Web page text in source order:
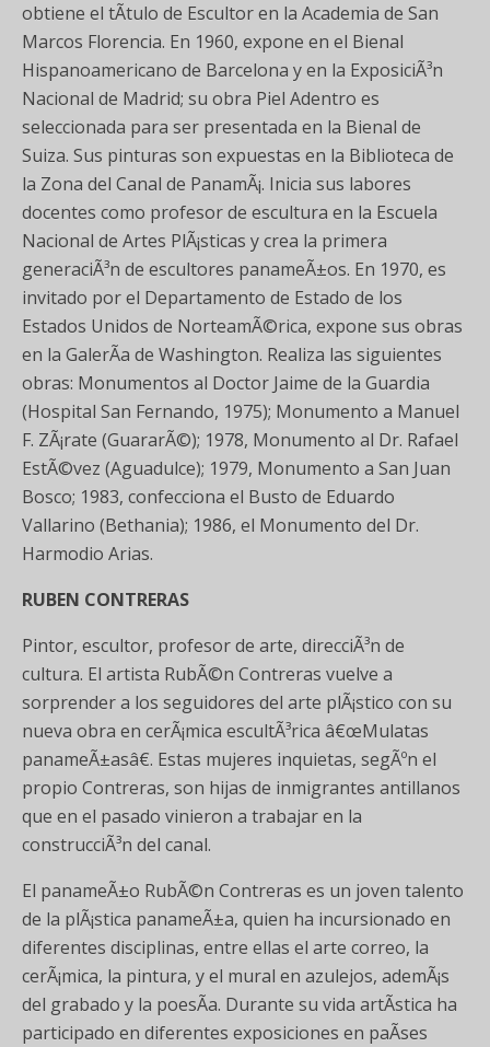
obtiene el tÃ­tulo de Escultor en la Academia de San
Marcos Florencia. En 1960, expone en el Bienal
Hispanoamericano de Barcelona y en la ExposiciÃ³n
Nacional de Madrid; su obra Piel Adentro es
seleccionada para ser presentada en la Bienal de
Suiza. Sus pinturas son expuestas en la Biblioteca de
la Zona del Canal de PanamÃ¡. Inicia sus labores
docentes como profesor de escultura en la Escuela
Nacional de Artes PlÃ¡sticas y crea la primera
generaciÃ³n de escultores panameÃ±os. En 1970, es
invitado por el Departamento de Estado de los
Estados Unidos de NorteamÃ©rica, expone sus obras
en la GalerÃ­a de Washington. Realiza las siguientes
obras: Monumentos al Doctor Jaime de la Guardia
(Hospital San Fernando, 1975); Monumento a Manuel
F. ZÃ¡rate (GuararÃ©); 1978, Monumento al Dr. Rafael
EstÃ©vez (Aguadulce); 1979, Monumento a San Juan
Bosco; 1983, confecciona el Busto de Eduardo
Vallarino (Bethania); 1986, el Monumento del Dr.
Harmodio Arias.
RUBEN CONTRERAS
Pintor, escultor, profesor de arte, direcciÃ³n de
cultura. El artista RubÃ©n Contreras vuelve a
sorprender a los seguidores del arte plÃ¡stico con su
nueva obra en cerÃ¡mica escultÃ³rica â€œMulatas
panameÃ±asâ€. Estas mujeres inquietas, segÃºn el
propio Contreras, son hijas de inmigrantes antillanos
que en el pasado vinieron a trabajar en la
construcciÃ³n del canal.
El panameÃ±o RubÃ©n Contreras es un joven talento
de la plÃ¡stica panameÃ±a, quien ha incursionado en
diferentes disciplinas, entre ellas el arte correo, la
cerÃ¡mica, la pintura, y el mural en azulejos, ademÃ¡s
del grabado y la poesÃ­a. Durante su vida artÃ­stica ha
participado en diferentes exposiciones en paÃ­ses